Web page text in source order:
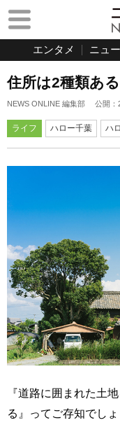
エンタメ ニュ
住所は2種類あ
NEWS ONLINE 編集部 公開：
ライフ ハロー千葉 ハ
『道路に囲まれた土
る』ってご存知でし